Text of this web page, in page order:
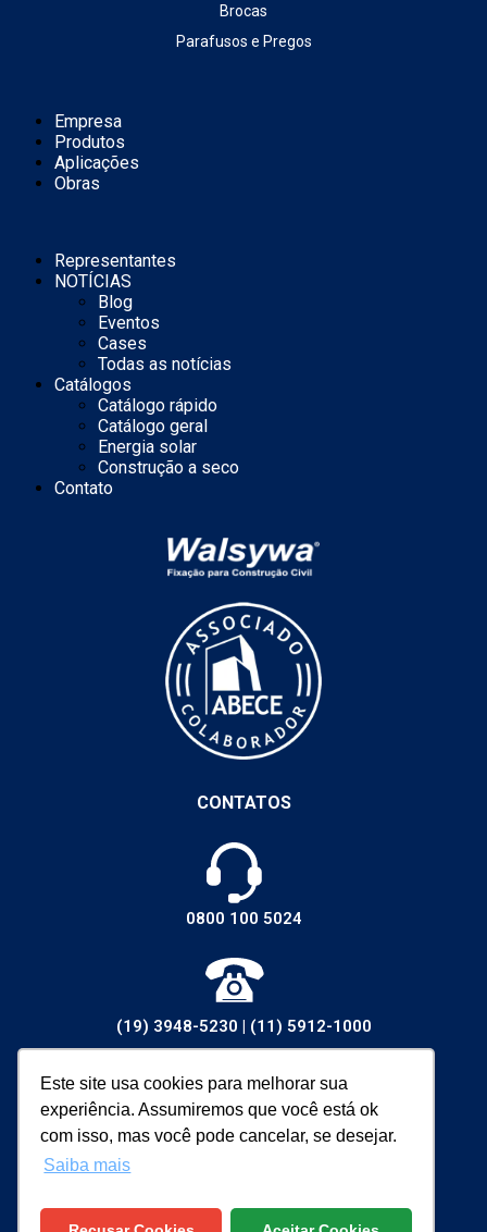
Este site usa cookies para melhorar sua
experiência. Assumiremos que você está ok
com isso, mas você pode cancelar, se desejar.
Saiba mais
Brocas
Parafusos e Pregos
Empresa
Produtos
Aplicações
Obras
Representantes
NOTÍCIAS
Blog
Eventos
Cases
Todas as notícias
Catálogos
Catálogo rápido
Catálogo geral
Energia solar
Construção a seco
Contato
CONTATOS
0800 100 5024
(19) 3948-5230 | (11) 5912-1000
vendas@walsywa.com.br